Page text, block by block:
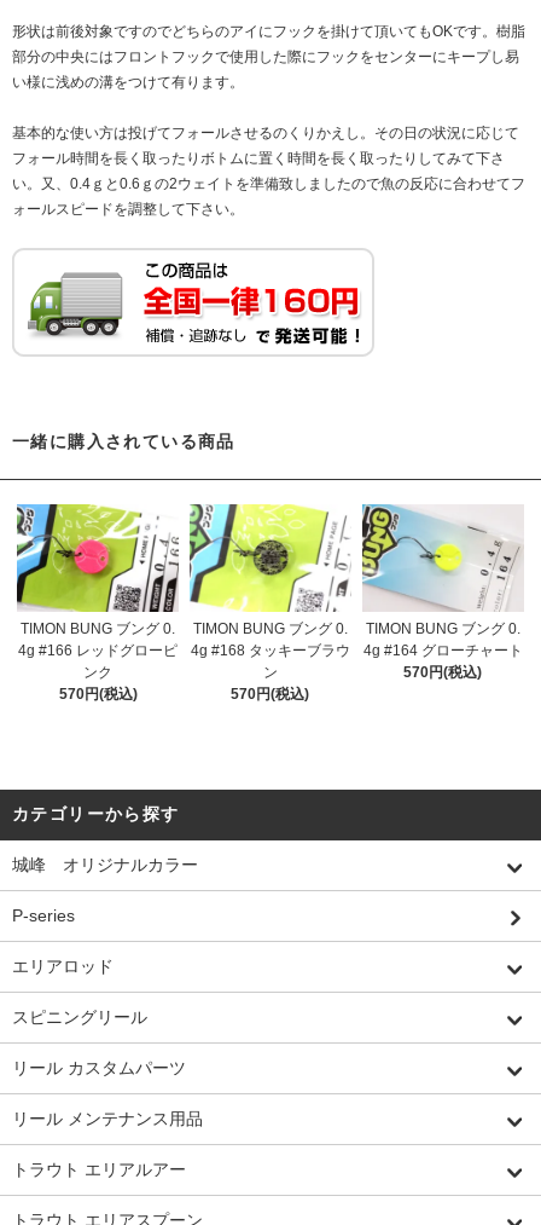
形状は前後対象ですのでどちらのアイにフックを掛けて頂いてもOKです。樹脂
部分の中央にはフロントフックで使用した際にフックをセンターにキープし易
い様に浅めの溝をつけて有ります。
基本的な使い方は投げてフォールさせるのくりかえし。その日の状況に応じて
フォール時間を長く取ったりボトムに置く時間を長く取ったりしてみて下さ
い。又、0.4ｇと0.6ｇの2ウェイトを準備致しましたので魚の反応に合わせてフ
ォールスピードを調整して下さい。
一緒に購入されている商品
TIMON BUNG ブング 0.
4g #166 レッドグローピ
ンク
570円(税込)
TIMON BUNG ブング 0.
4g #168 タッキーブラウ
ン
570円(税込)
TIMON BUNG ブング 0.
4g #164 グローチャート
570円(税込)
カテゴリーから探す
城峰 オリジナルカラー
P-series
エリアロッド
スピニングリール
リール カスタムパーツ
リール メンテナンス用品
トラウト エリアルアー
トラウト エリアスプーン